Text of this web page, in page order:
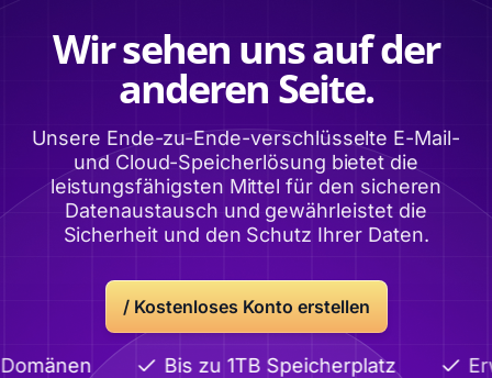
Wir sehen uns auf der
anderen Seite.
Unsere Ende-zu-Ende-verschlüsselte E-Mail-
und Cloud-Speicherlösung bietet die
leistungsfähigsten Mittel für den sicheren
Datenaustausch und gewährleistet die
Sicherheit und den Schutz Ihrer Daten.
/ Kostenloses Konto erstellen
Bis zu 1TB Speicherplatz